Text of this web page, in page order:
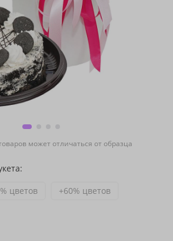
может отличаться от образца
цветов +60% цветов